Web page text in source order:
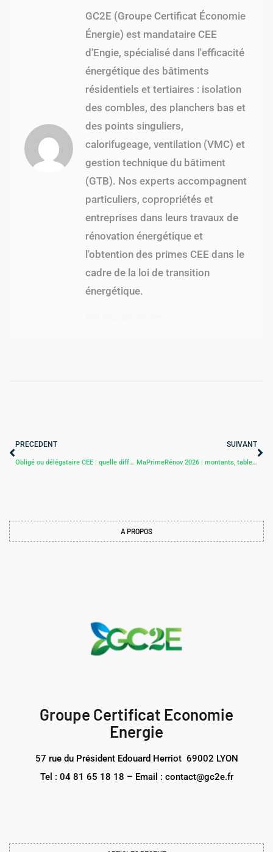
GC2E (Groupe Certificat Économie
Énergie) est mandataire CEE
d'Engie, spécialisé dans l'efficacité
énergétique des bâtiments
résidentiels et tertiaires : isolation
des combles, des planchers bas et
des points singuliers,
calorifugeage, ventilation (VMC) et
gestion technique du bâtiment
(GTB). Nos experts accompagnent
particuliers, copropriétés et
entreprises dans leurs travaux de
rénovation énergétique et
l'obtention des primes CEE dans le
cadre de la loi de transition
énergétique.
PRECEDENT
Obligé ou délégataire CEE : quelle différence ?
SUIVANT
MaPrimeRénov 2026 : montants, tableau et nouveautés
A PROPOS
Groupe Certificat Economie
Energie
57 rue du Président Edouard Herriot 69002 LYON
Tel : 04 81 65 18 18 – Email : contact@gc2e.fr